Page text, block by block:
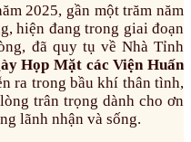
2025, gần một trăm năm
hiện đang trong giai đoạn
đã quy tụ về Nhà Tỉnh
Họp Mặt các Viện Huấn
ra trong bầu khí thân tình,
trân trọng dành cho ơn
lãnh nhận và sống.